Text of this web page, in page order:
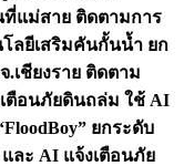
ที่แม่สาย ติดตามการ
ลยีเสริมคันกั้นน้ำ ยก
.เชียงราย ติดตาม
ตือนภัยดินถล่ม ใช้ AI
ยกระดับ
และ AI แจ้งเตือนภัย